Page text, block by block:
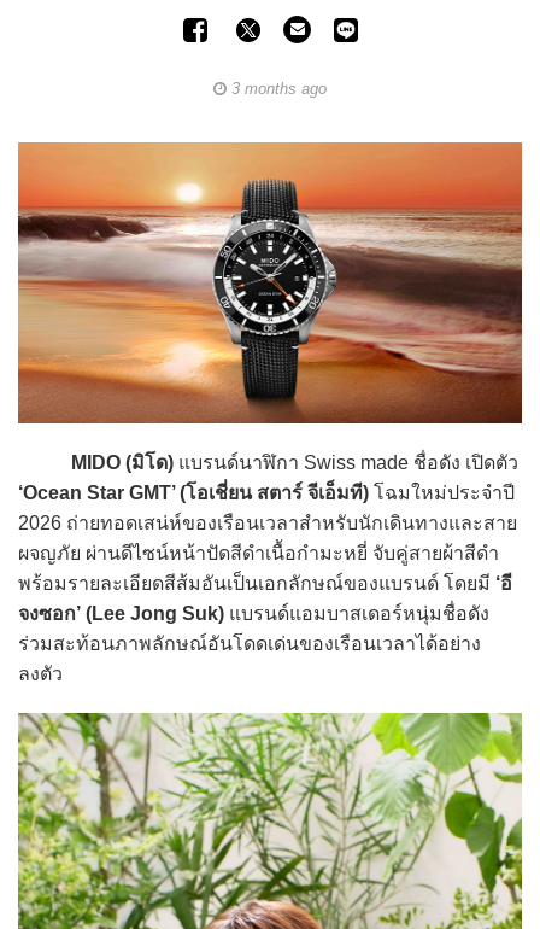
3 months ago
MIDO (มิโด) แบรนด์นาฬิกา Swiss made ชื่อดัง เปิดตัว
‘Ocean Star GMT’ (โอเชี่ยน สตาร์ จีเอ็มที) โฉมใหม่ประจำปี
2026 ถ่ายทอดเสน่ห์ของเรือนเวลาสำหรับนักเดินทางและสาย
ผจญภัย ผ่านดีไซน์หน้าปัดสีดำเนื้อกำมะหยี่ จับคู่สายผ้าสีดำ
พร้อมรายละเอียดสีส้มอันเป็นเอกลักษณ์ของแบรนด์ โดยมี ‘อี
จงซอก’ (Lee Jong Suk) แบรนด์แอมบาสเดอร์หนุ่มชื่อดัง
ร่วมสะท้อนภาพลักษณ์อันโดดเด่นของเรือนเวลาได้อย่าง
ลงตัว